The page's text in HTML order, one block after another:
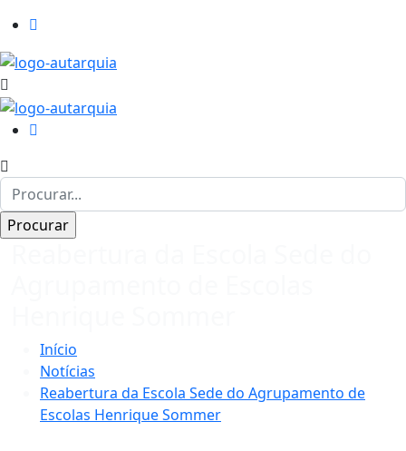
Início
Notícias
Reabertura da Escola Sede do Agrupamento de
Escolas Henrique Sommer